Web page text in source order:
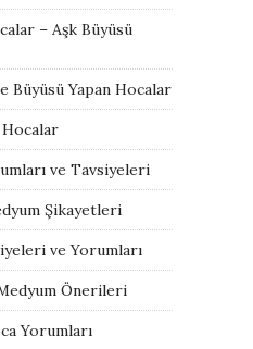
– Aşk Büyüsü
Büyüsü Yapan Hocalar
ve Tavsiyeleri
Şikayetleri
ve Yorumları
Önerileri
Yorumları